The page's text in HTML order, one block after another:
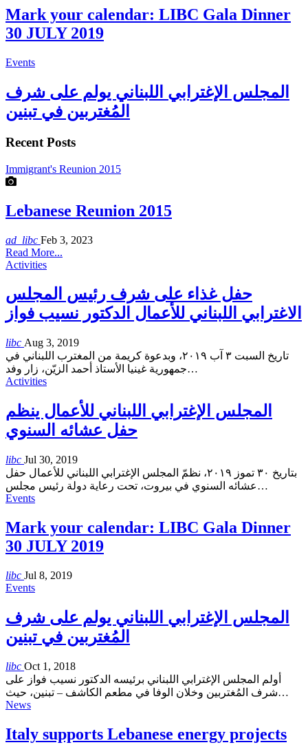
Mark your calendar: LIBC Gala Dinner
30 JULY 2019
Events
المجلس الإغترابي اللبناني يولم على شرف
المُغتربين في تبنين
Recent Posts
Immigrant's Reunion 2015
Lebanese Reunion 2015
ad_libc Feb 3, 2023
Read More...
Activities
حفل غذاء على شرف رئيس المجلس
الاغترابي اللبناني للأعمال الدكتور نسيب فواز
libc Aug 3, 2019
تاريخ السبت ٣ آب ٢٠١٩، وبدعوة كريمة من المغترب اللبناني في
جمهورية غينيا الأستاذ أحمد الزيّن، زار وفد…
Activities
المجلس الإغترابي اللبناني للأعمال ينظم
حفل عشائه السنوي
libc Jul 30, 2019
بتاريخ ٣٠ تموز ٢٠١٩، نظمّ المجلس الإغترابي اللبناني للأعمال حفل
عشائه السنوي في بيروت، تحت رعاية دولة رئيس مجلس…
Events
Mark your calendar: LIBC Gala Dinner
30 JULY 2019
libc Jul 8, 2019
Events
المجلس الإغترابي اللبناني يولم على شرف
المُغتربين في تبنين
libc Oct 1, 2018
أولم المجلس الإغترابي اللبناني برئيسه الدكتور نسيب فواز على
شرف المُغتربين وخلان الوفا في مطعم الكاشف – تبنين، حيث…
News
Italy supports Lebanese energy projects